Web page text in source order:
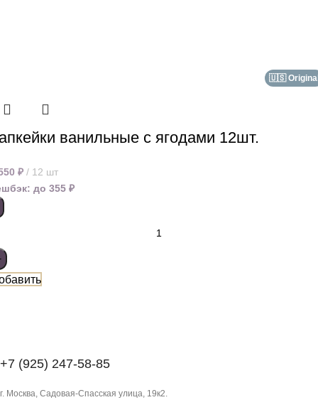
🇺🇸
ванильные с ягодами 12шт.
₽
12 шт
до 355 ₽
+7 (925) 247-58-85
г. Москва, Садовая-Спасская улица, 19к2.